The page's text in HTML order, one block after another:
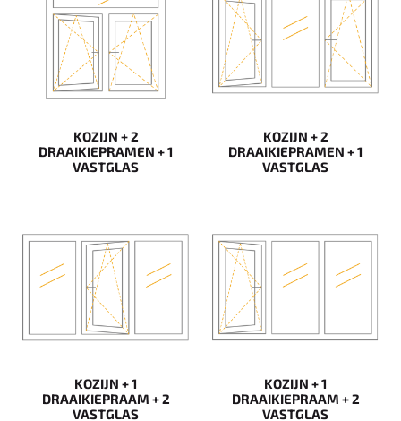
KOZIJN + 2
DRAAIKIEPRAMEN + 1
VASTGLAS
KOZIJN + 2
DRAAIKIEPRAMEN + 1
VASTGLAS
KOZIJN + 1
DRAAIKIEPRAAM + 2
VASTGLAS
KOZIJN + 1
DRAAIKIEPRAAM + 2
VASTGLAS